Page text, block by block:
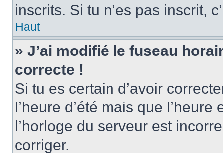
inscrits. Si tu n’es pas inscrit,
Haut
» J’ai modifié le fuseau
correcte !
Si tu es certain d’avoir
l’heure d’été mais que
l’horloge du serveur est
corriger.